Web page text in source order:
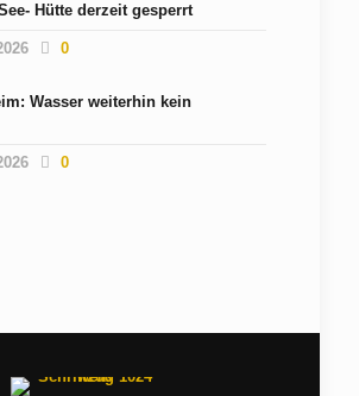
Hütte derzeit gesperrt
0
Wasser weiterhin kein
0